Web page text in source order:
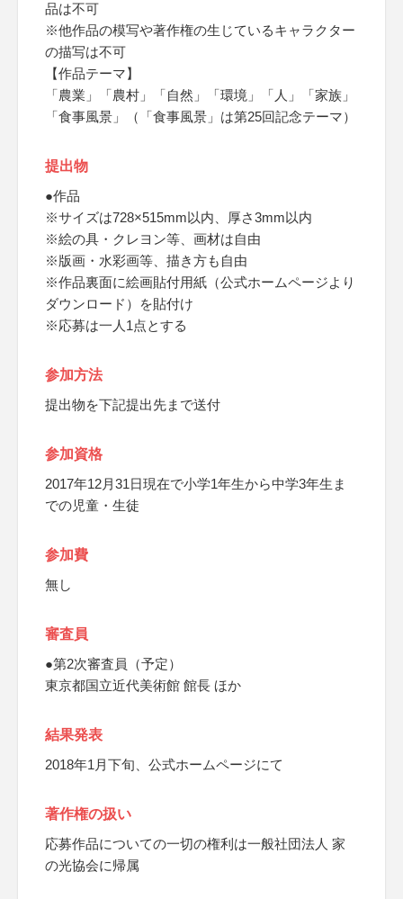
品は不可
※他作品の模写や著作権の生じているキャラクター
の描写は不可
【作品テーマ】
「農業」「農村」「自然」「環境」「人」「家族」
「食事風景」（「食事風景」は第25回記念テーマ）
提出物
●作品
※サイズは728×515mm以内、厚さ3mm以内
※絵の具・クレヨン等、画材は自由
※版画・水彩画等、描き方も自由
※作品裏面に絵画貼付用紙（公式ホームページより
ダウンロード）を貼付け
※応募は一人1点とする
参加方法
提出物を下記提出先まで送付
参加資格
2017年12月31日現在で小学1年生から中学3年生ま
での児童・生徒
参加費
無し
審査員
●第2次審査員（予定）
東京都国立近代美術館 館長 ほか
結果発表
2018年1月下旬、公式ホームページにて
著作権の扱い
応募作品についての一切の権利は一般社団法人 家
の光協会に帰属